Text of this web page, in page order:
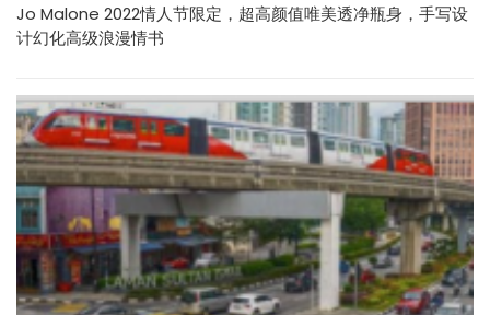
Jo Malone 2022情人节限定，超高颜值唯美透净瓶身，手写设
计幻化高级浪漫情书